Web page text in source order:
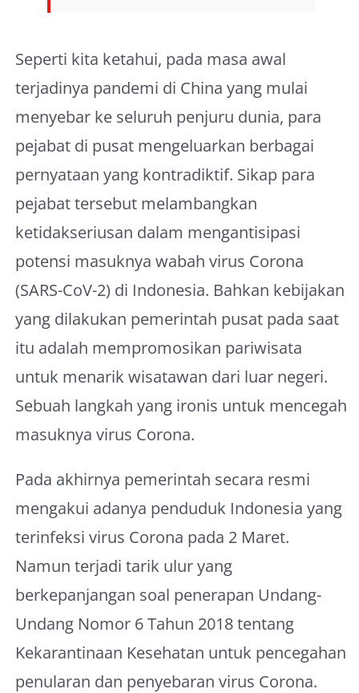
Seperti kita ketahui, pada masa awal
terjadinya pandemi di China yang mulai
menyebar ke seluruh penjuru dunia, para
pejabat di pusat mengeluarkan berbagai
pernyataan yang kontradiktif. Sikap para
pejabat tersebut melambangkan
ketidakseriusan dalam mengantisipasi
potensi masuknya wabah virus Corona
(SARS-CoV-2) di Indonesia. Bahkan kebijakan
yang dilakukan pemerintah pusat pada saat
itu adalah mempromosikan pariwisata
untuk menarik wisatawan dari luar negeri.
Sebuah langkah yang ironis untuk mencegah
masuknya virus Corona.
Pada akhirnya pemerintah secara resmi
mengakui adanya penduduk Indonesia yang
terinfeksi virus Corona pada 2 Maret.
Namun terjadi tarik ulur yang
berkepanjangan soal penerapan Undang-
Undang Nomor 6 Tahun 2018 tentang
Kekarantinaan Kesehatan untuk pencegahan
penularan dan penyebaran virus Corona.